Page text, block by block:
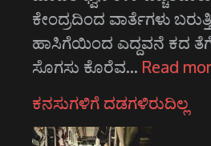
ಕೇಂದ್ರದಿಂದ ವಾರ್ತೆಗಳು
ಹಾಸಿಗೆಯಿಂದ ಎದ್ದವನೆ ಕದ
ಸೊಗಸು ಕೊರೆವ… Read
ಕನಸುಗಳಿಗೆ ದಡಗಳಿರುದಿಲ್ಲ